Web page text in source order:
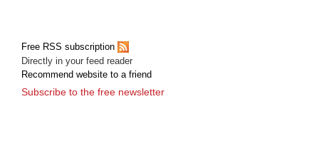
Free RSS subscription
Directly in your feed reader
Recommend website to a friend
Subscribe to the free newsletter